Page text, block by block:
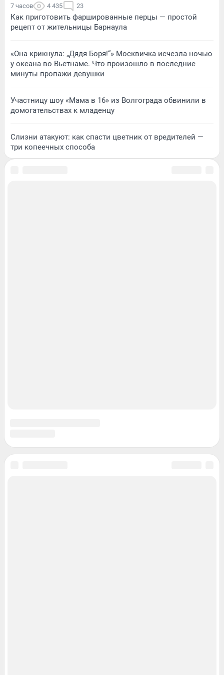
7 часов 4 435 23
Как приготовить фаршированные перцы — простой
рецепт от жительницы Барнаула
«Она крикнула: „Дядя Боря!“» Москвичка исчезла ночью
у океана во Вьетнаме. Что произошло в последние
минуты пропажи девушки
Участницу шоу «Мама в 16» из Волгограда обвинили в
домогательствах к младенцу
Слизни атакуют: как спасти цветник от вредителей —
три копеечных способа